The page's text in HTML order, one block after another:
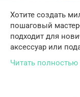
Хотите создать
пошаговый
подходит для
аксессуар или
Читать полностью